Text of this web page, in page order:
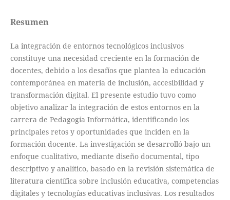
Resumen
La integración de entornos tecnológicos inclusivos
constituye una necesidad creciente en la formación de
docentes, debido a los desafíos que plantea la educación
contemporánea en materia de inclusión, accesibilidad y
transformación digital. El presente estudio tuvo como
objetivo analizar la integración de estos entornos en la
carrera de Pedagogía Informática, identificando los
principales retos y oportunidades que inciden en la
formación docente. La investigación se desarrolló bajo un
enfoque cualitativo, mediante diseño documental, tipo
descriptivo y analítico, basado en la revisión sistemática de
literatura científica sobre inclusión educativa, competencias
digitales y tecnologías educativas inclusivas. Los resultados